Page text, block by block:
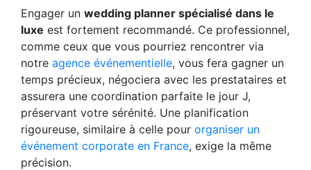
Engager un wedding planner spécialisé dans le
luxe est fortement recommandé. Ce professionnel,
comme ceux que vous pourriez rencontrer via
notre agence événementielle, vous fera gagner un
temps précieux, négociera avec les prestataires et
assurera une coordination parfaite le jour J,
préservant votre sérénité. Une planification
rigoureuse, similaire à celle pour organiser un
événement corporate en France, exige la même
précision.